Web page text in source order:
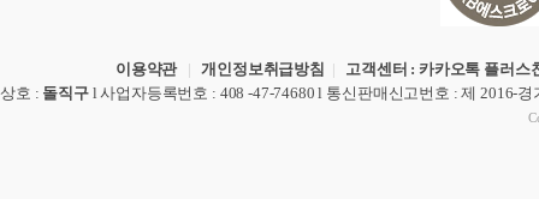
이용약관 |개인정보취급방침 | 고객센터 : 카카오톡 플러스
상호 : 돌직구 l사업자등록번호 : 408 -47-74680 l 통신판매신고번호 : 제 2016-